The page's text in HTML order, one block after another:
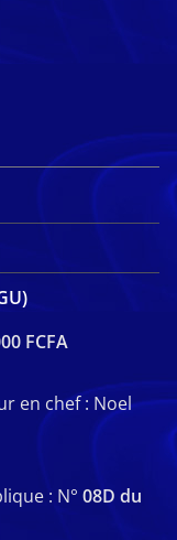
FCFA
en chef : Noel
: N° 08D du